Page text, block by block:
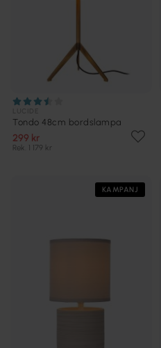
Tondo 48cm bordslampa
299 kr
Rek. 1 179 kr
KAMPANJ